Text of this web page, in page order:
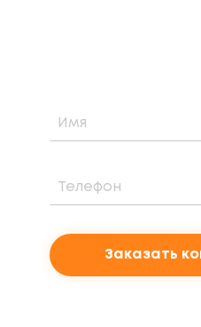
Заказать